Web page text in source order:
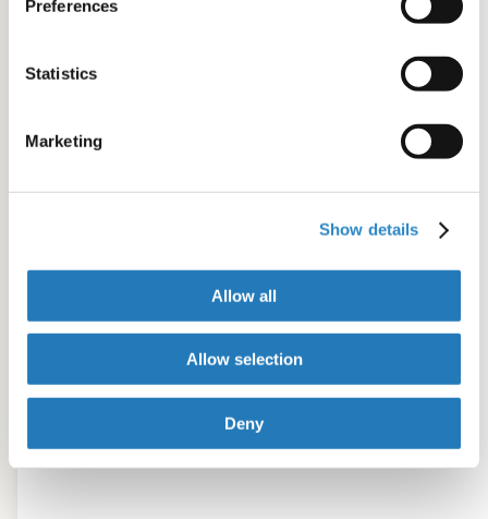
Preferences
Statistics
Marketing
Show details
Allow all
Allow selection
Deny